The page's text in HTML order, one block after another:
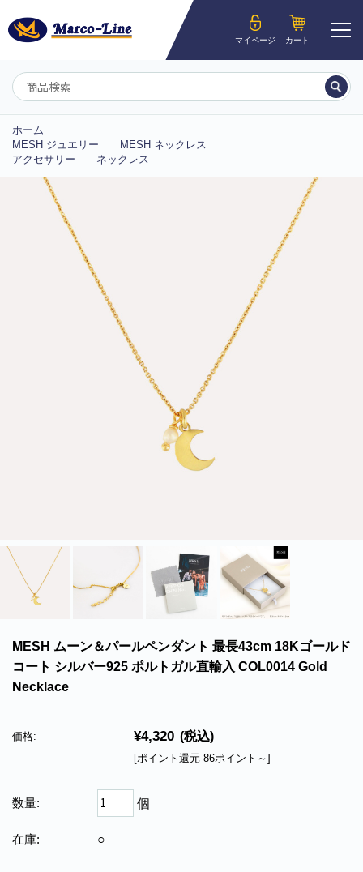
マイページ カート
ホーム
MESH ジュエリー
MESH ネックレス
アクセサリー
ネックレス
MESH ムーン＆パールペンダント 最長43cm 18Kゴールド
コート シルバー925 ポルトガル直輸入 COL0014 Gold
Necklace
価格: ¥4,320 (税込)
[ポイント還元 86ポイント～]
数量: 個
在庫: ○
ようこそ__MEMBER_LASTNAME__様
マイページ
北海道・沖縄のお客様には一部送料のご負担をお願いいたします。割引サービスは一